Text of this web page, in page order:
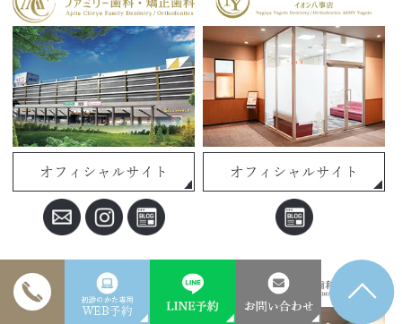
オフィシャルサイト オフィシャルサイト